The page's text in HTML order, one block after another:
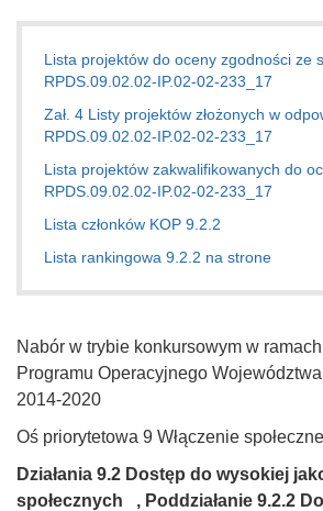
Lista projektów do oceny zgodności ze
RPDS.09.02.02-IP.02-02-233_17
Zał. 4 Listy projektów złożonych w
RPDS.09.02.02-IP.02-02-233_17
Lista projektów zakwalifikowanych do
RPDS.09.02.02-IP.02-02-233_17
Lista członków KOP 9.2.2
Lista rankingowa 9.2.2 na strone
Nabór w trybie konkursowym w
Programu Operacyjnego
2014-2020
Oś priorytetowa 9 Włączenie
Działania 9.2 Dostęp do wysokiej
społecznych
, Poddziałanie 9.2.2